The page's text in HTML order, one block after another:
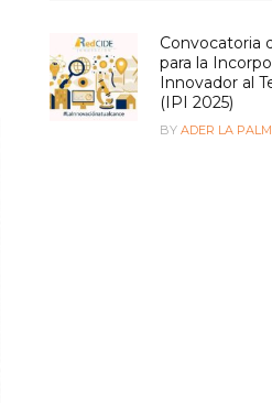
Convocatoria
para la
Innovador al
(IPI 2025)
BY ADER LA